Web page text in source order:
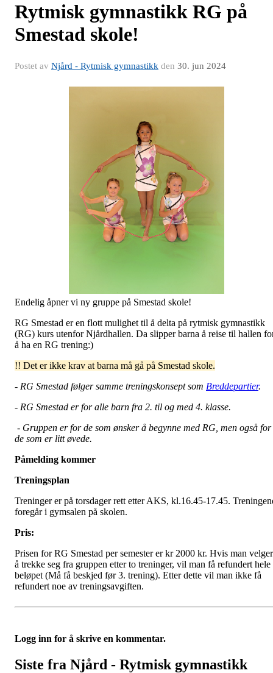
Rytmisk gymnastikk RG på
Smestad skole!
Postet av Njård - Rytmisk gymnastikk den 30. jun 2024
Endelig åpner vi ny gruppe på Smestad skole!
RG Smestad er en flott mulighet til å delta på rytmisk gymnastikk
(RG) kurs utenfor Njårdhallen. Da slipper barna å reise til hallen
å ha en RG trening:)
!! Det er ikke krav at barna må gå på Smestad skole.
- RG Smestad følger samme treningskonsept som Breddepartier.
- RG Smestad er for alle barn fra 2. til og med 4. klasse.
- Gruppen er for de som ønsker å begynne med RG, men også for
de som er litt øvede.
Påmelding kommer
Treningsplan
Treninger er på torsdager rett etter AKS, kl.16.45-17.45.
foregår i gymsalen på skolen.
Pris:
Prisen for RG Smestad per semester er kr 2000 kr. Hvis man velger
å trekke seg fra gruppen etter to treninger, vil man få refundert hele
beløpet (Må få beskjed før 3. trening). Etter dette vil man ikke få
refundert noe av treningsavgiften.
Logg inn for å skrive en kommentar.
Siste fra Njård - Rytmisk gymnastikk